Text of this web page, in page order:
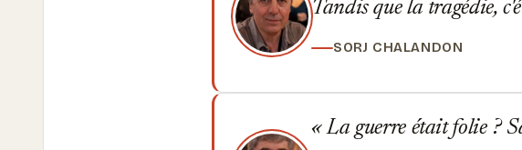
Tandis que la tragédie,
SORJ CHALANDON
La guerre était folie ?